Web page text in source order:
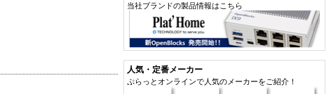
当社ブランドの製品情報はこちら
人気・定番メーカー
ぷらっとオンラインで人気のメーカーをご紹介！